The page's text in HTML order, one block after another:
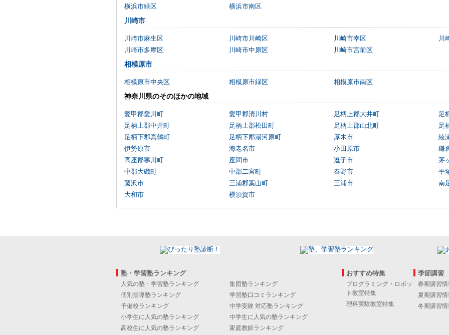
横浜市緑区
横浜市南区
川崎市
川崎市麻生区 川崎市川崎区 川崎市幸区
川
川崎市多摩区
川崎市中原区 川崎市宮前区
相模原市
相模原市中央区 相模原市緑区 相模原市南区
神奈川県のそのほかの地域
愛甲郡愛川町 愛甲郡清川村 足柄上郡大井町
足
足柄上郡中井町
足柄上郡松田町 足柄上郡山北町
足
足柄下郡真鶴町
足柄下郡湯河原町 厚木市
綾
伊勢原市
海老名市 小田原市
鎌
高座郡寒川町
座間市 逗子市
茅
中郡大磯町
中郡二宮町 秦野市
平
藤沢市
三浦郡葉山町 三浦市
南
大和市
横須賀市
塾・学習塾ランキング
人気の塾・学習塾ランキング
集団塾ランキング
個別指導塾ランキング
学習塾口コミランキング
予備校ランキング
中学受験 対応塾ランキング
小学生に人気の塾ランキング
中学生に人気の塾ランキング
高校生に人気の塾ランキング
家庭教師ランキング
おすすめ特集
プログラミング・ロボッ
ト教室特集
理科実験教室特集
季節講習
春期講習情
夏期講習情
冬期講習情